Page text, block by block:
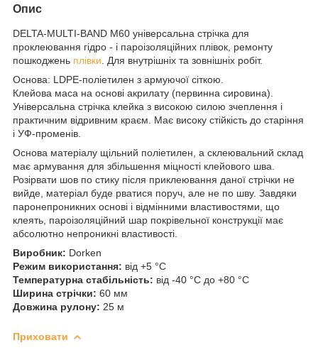
Опис
DELTA-MULTI-BAND M60 універсальна стрічка для
проклеювання гідро - і пароізоляційних плівок, ремонту
пошкоджень плівки . Для внутрішніх та зовнішніх робіт.
Основа: LDPE-поліетилен з армуючої сіткою.
Клейова маса на основі акрилату (первинна сировина).
Універсальна стрічка клейка з високою силою зчеплення і
практичним відривним краєм. Має високу стійкість до старіння
і УФ-променів.
Основа матеріалу щільний поліетилен, а склеювальний склад
має армування для збільшення міцності клейового шва.
Розірвати шов по стику після приклеювання даної стрічки не
вийде, матеріал буде рватися поруч, але не по шву. Завдяки
паронепроникних основі і відмінними властивостями, що
клеять, пароізоляційний шар покрівельної конструкції має
абсолютно непроникні властивості.
Виробник: Dorken
Режим використання: від +5 °C
Температурна стабільність: від -40 °C до +80 °C
Ширина стрічки: 60 мм
Довжина рулону: 25 м
Приховати